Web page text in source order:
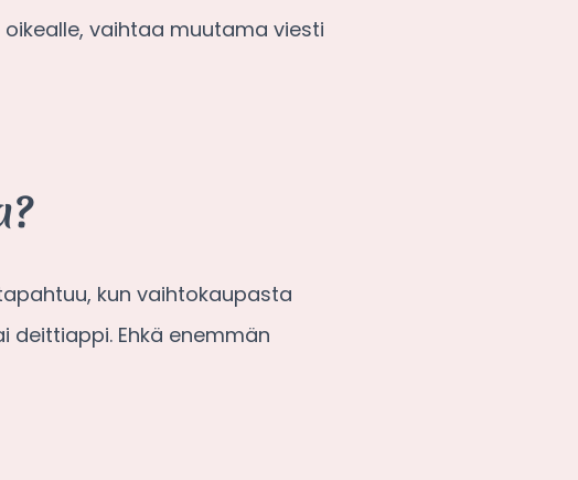
vaihtaa muutama viesti
kun vaihtokaupasta
deittiappi. Ehkä enemmän